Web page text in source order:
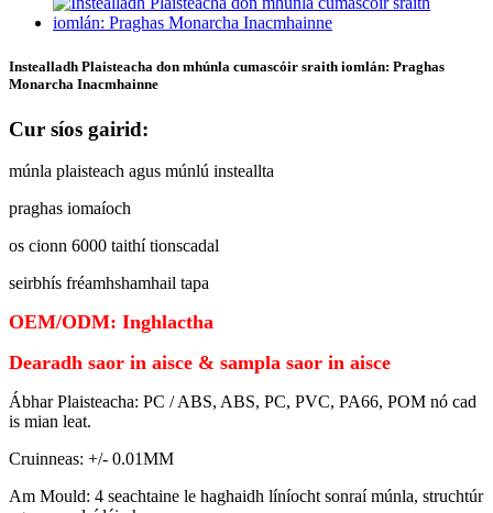
Instealladh Plaisteacha don mhúnla cumascóir sraith iomlán: Praghas
Monarcha Inacmhainne
Cur síos gairid:
múnla plaisteach agus múnlú insteallta
praghas iomaíoch
os cionn 6000 taithí tionscadal
seirbhís fréamhshamhail tapa
OEM/ODM: Inghlactha
Dearadh saor in aisce & sampla saor in aisce
Ábhar Plaisteacha: PC / ABS, ABS, PC, PVC, PA66, POM nó cad
is mian leat.
Cruinneas: +/- 0.01MM
Am Mould: 4 seachtaine le haghaidh líníocht sonraí múnla, struchtúr